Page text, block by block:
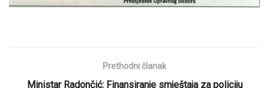
Prethodni članak
Ministar Radončić: Finansiranje smještaja za policiju